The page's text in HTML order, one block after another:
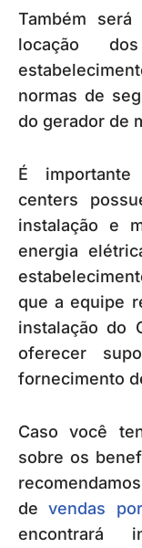
Também
locação
normas de
do gerador de
É
centers
instalação e
energia
que a equipe
instalação do
oferecer
fornecimento
Caso você
sobre os
devendas
encontrará